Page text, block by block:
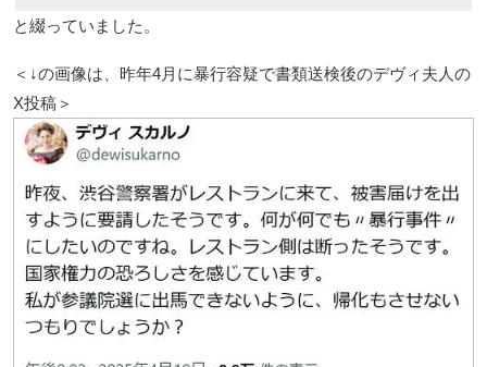
と綴っていました。
＜↓の画像は、昨年4月に暴行容疑で書類送検後のデヴィ夫人の
X投稿＞